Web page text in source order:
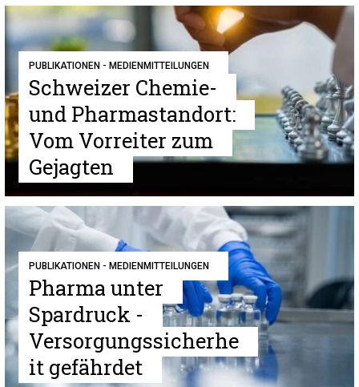
PUBLIKATIONEN - MEDIENMITTEILUNGEN
Schweizer Chemie-
und Pharmastandort:
Vom Vorreiter zum
Gejagten
PUBLIKATIONEN - MEDIENMITTEILUNGEN
Pharma unter
Spardruck -
Versorgungssicherhe
it gefährdet